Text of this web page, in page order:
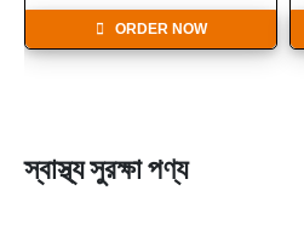
ORDER NOW
স্বাস্থ্য সুরক্ষা পণ্য